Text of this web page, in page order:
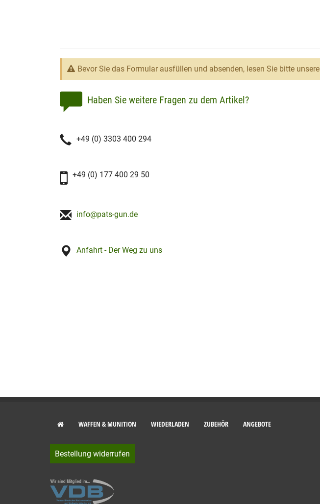
Bevor Sie das Formular ausfüllen und absenden, lesen Sie bitte unsere
Haben Sie weitere Fragen zu dem Artikel?
+49 (0) 3303 400 294
+49 (0) 177 400 29 50
info@pats-gun.de
Anfahrt - Der Weg zu uns
WAFFEN & MUNITION WIEDERLADEN ZUBEHÖR ANGEBOTE
Bestellung widerrufen